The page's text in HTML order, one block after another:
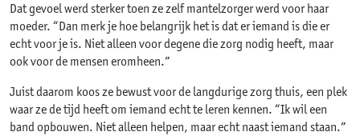
Dat gevoel werd sterker toen ze zelf mantelzorger werd voor haar
moeder. “Dan merk je hoe belangrijk het is dat er iemand is die er
echt voor je is. Niet alleen voor degene die zorg nodig heeft, maar
ook voor de mensen eromheen.”
Juist daarom koos ze bewust voor de langdurige zorg thuis, een plek
waar ze de tijd heeft om iemand echt te leren kennen. “Ik wil een
band opbouwen. Niet alleen helpen, maar echt naast iemand staan.”